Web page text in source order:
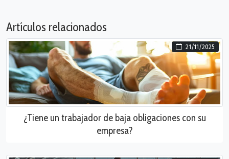
Artículos relacionados
21/11/2025
¿Tiene un trabajador de baja obligaciones con su
empresa?